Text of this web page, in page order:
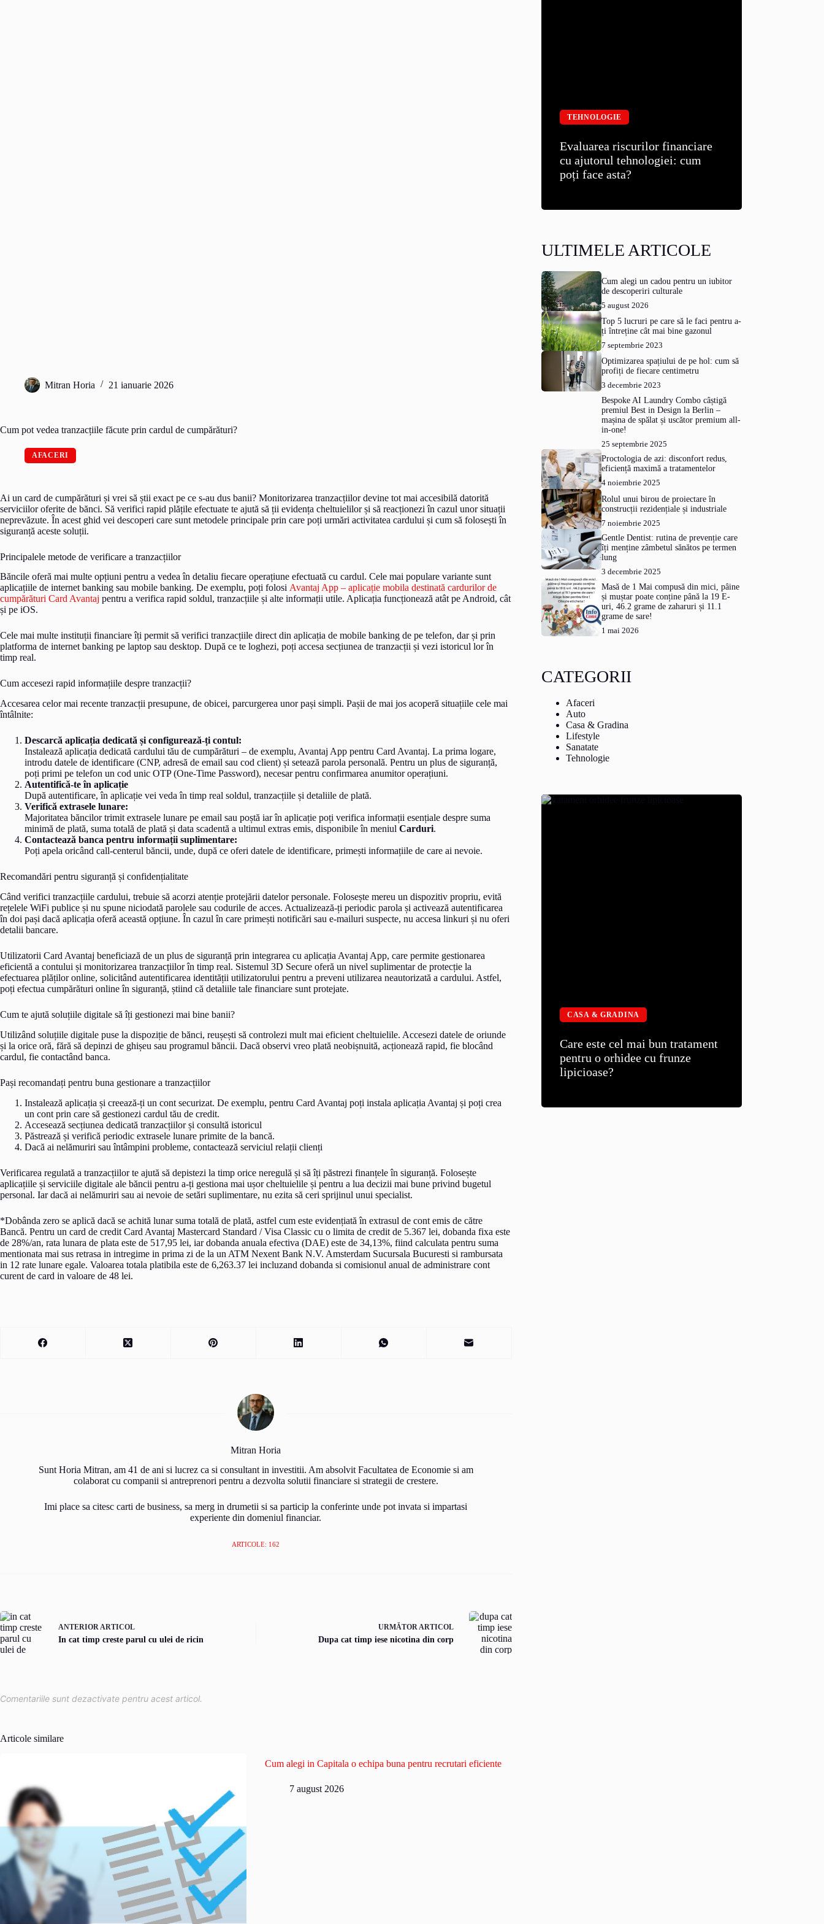
Mitran Horia 21 ianuarie 2026
Cum pot vedea tranzacțiile făcute prin cardul de cumpărături?
AFACERI
Ai un card de cumpărături și vrei să știi exact pe ce s-au dus banii? Monitorizarea tranzacțiilor devine tot mai accesibilă datorită
serviciilor oferite de bănci. Să verifici rapid plățile efectuate te ajută să ții evidența cheltuielilor și să reacționezi în cazul unor situații
neprevăzute. În acest ghid vei descoperi care sunt metodele principale prin care poți urmări activitatea cardului și cum să folosești în
siguranță aceste soluții.
Principalele metode de verificare a tranzacțiilor
Băncile oferă mai multe opțiuni pentru a vedea în detaliu fiecare operațiune efectuată cu cardul. Cele mai populare variante sunt
aplicațiile de internet banking sau mobile banking. De exemplu, poți folosi Avantaj App – aplicație mobila destinată cardurilor de
cumpărături Card Avantaj pentru a verifica rapid soldul, tranzacțiile și alte informații utile. Aplicația funcționează atât pe Android, cât
și pe iOS.
Cele mai multe instituții financiare îți permit să verifici tranzacțiile direct din aplicația de mobile banking de pe telefon, dar și prin
platforma de internet banking pe laptop sau desktop. După ce te loghezi, poți accesa secțiunea de tranzacții și vezi istoricul lor în
timp real.
Cum accesezi rapid informațiile despre tranzacții?
Accesarea celor mai recente tranzacții presupune, de obicei, parcurgerea unor pași simpli. Pașii de mai jos acoperă situațiile cele mai
întâlnite:
Descarcă aplicația dedicată și configurează-ți contul:
Instalează aplicația dedicată cardului tău de cumpărături – de exemplu, Avantaj App pentru Card Avantaj. La prima logare,
introdu datele de identificare (CNP, adresă de email sau cod client) și setează parola personală. Pentru un plus de siguranță,
poți primi pe telefon un cod unic OTP (One-Time Password), necesar pentru confirmarea anumitor operațiuni.
Autentifică-te în aplicație
După autentificare, în aplicație vei veda în timp real soldul, tranzacțiile și detaliile de plată.
Verifică extrasele lunare:
Majoritatea băncilor trimit extrasele lunare pe email sau poștă iar în aplicație poți verifica informații esențiale despre suma
minimă de plată, suma totală de plată și data scadentă a ultimul extras emis, disponibile în meniul Carduri.
Contactează banca pentru informații suplimentare:
Poți apela oricând call-centerul băncii, unde, după ce oferi datele de identificare, primești informațiile de care ai nevoie.
Recomandări pentru siguranță și confidențialitate
Când verifici tranzacțiile cardului, trebuie să acorzi atenție protejării datelor personale. Folosește mereu un dispozitiv propriu, evită
rețelele WiFi publice și nu spune niciodată parolele sau codurile de acces. Actualizează-ți periodic parola și activează autentificarea
în doi pași dacă aplicația oferă această opțiune. În cazul în care primești notificări sau e-mailuri suspecte, nu accesa linkuri și nu oferi
detalii bancare.
Utilizatorii Card Avantaj beneficiază de un plus de siguranță prin integrarea cu aplicația Avantaj App, care permite gestionarea
eficientă a contului și monitorizarea tranzacțiilor în timp real. Sistemul 3D Secure oferă un nivel suplimentar de protecție la
efectuarea plăților online, solicitând autentificarea identității utilizatorului pentru a preveni utilizarea neautorizată a cardului. Astfel,
poți efectua cumpărături online în siguranță, știind că detaliile tale financiare sunt protejate.
Cum te ajută soluțiile digitale să îți gestionezi mai bine banii?
Utilizând soluțiile digitale puse la dispoziție de bănci, reușești să controlezi mult mai eficient cheltuielile. Accesezi datele de oriunde
și la orice oră, fără să depinzi de ghișeu sau programul băncii. Dacă observi vreo plată neobișnuită, acționează rapid, fie blocând
cardul, fie contactând banca.
Pași recomandați pentru buna gestionare a tranzacțiilor
Instalează aplicația și creează-ți un cont securizat. De exemplu, pentru Card Avantaj poți instala aplicația Avantaj și poți crea
un cont prin care să gestionezi cardul tău de credit.
Accesează secțiunea dedicată tranzacțiilor și consultă istoricul
Păstrează și verifică periodic extrasele lunare primite de la bancă.
Dacă ai nelămuriri sau întâmpini probleme, contactează serviciul relații clienți
Verificarea regulată a tranzacțiilor te ajută să depistezi la timp orice neregulă și să îți păstrezi finanțele în siguranță. Folosește
aplicațiile și serviciile digitale ale băncii pentru a-ți gestiona mai ușor cheltuielile și pentru a lua decizii mai bune privind bugetul
personal. Iar dacă ai nelămuriri sau ai nevoie de setări suplimentare, nu ezita să ceri sprijinul unui specialist.
*Dobânda zero se aplică dacă se achită lunar suma totală de plată, astfel cum este evidențiată în extrasul de cont emis de către
Bancă. Pentru un card de credit Card Avantaj Mastercard Standard / Visa Classic cu o limita de credit de 5.367 lei, dobanda fixa este
de 28%/an, rata lunara de plata este de 517,95 lei, iar dobanda anuala efectiva (DAE) este de 34,13%, fiind calculata pentru suma
mentionata mai sus retrasa in intregime in prima zi de la un ATM Nexent Bank N.V. Amsterdam Sucursala Bucuresti si rambursata
in 12 rate lunare egale. Valoarea totala platibila este de 6,263.37 lei incluzand dobanda si comisionul anual de administrare cont
curent de card in valoare de 48 lei.
Mitran Horia
Sunt Horia Mitran, am 41 de ani si lucrez ca si consultant in investitii. Am absolvit Facultatea de Economie si am
colaborat cu companii si antreprenori pentru a dezvolta solutii financiare si strategii de crestere.
Imi place sa citesc carti de business, sa merg in drumetii si sa particip la conferinte unde pot invata si impartasi
experiente din domeniul financiar.
ARTICOLE: 162
ANTERIORARTICOL
In cat timp creste parul cu ulei de ricin
URMĂTORARTICOL
Dupa cat timp iese nicotina din corp
Comentariile sunt dezactivate pentru acest articol.
Articole similare
Cum alegi in Capitala o echipa buna pentru recrutari eficiente
7 august 2026
TEHNOLOGIE
Evaluarea riscurilor financiare
cu ajutorul tehnologiei: cum
poți face asta?
ULTIMELE ARTICOLE
Cum alegi un cadou pentru un iubitor
de descoperiri culturale
5 august 2026
Top 5 lucruri pe care să le faci pentru a-
ți întreține cât mai bine gazonul
7 septembrie 2023
Optimizarea spațiului de pe hol: cum să
profiți de fiecare centimetru
3 decembrie 2023
Bespoke AI Laundry Combo câștigă
premiul Best in Design la Berlin –
mașina de spălat și uscător premium all-
in-one!
25 septembrie 2025
Proctologia de azi: disconfort redus,
eficiență maximă a tratamentelor
4 noiembrie 2025
Rolul unui birou de proiectare în
construcții rezidențiale și industriale
7 noiembrie 2025
Gentle Dentist: rutina de prevenție care
îți menține zâmbetul sănătos pe termen
lung
3 decembrie 2025
Masă de 1 Mai compusă din mici, pâine
și muștar poate conține până la 19 E-
uri, 46.2 grame de zaharuri și 11.1
grame de sare!
1 mai 2026
CATEGORII
Afaceri
Auto
Casa & Gradina
Lifestyle
Sanatate
Tehnologie
CASA & GRADINA
Care este cel mai bun tratament
pentru o orhidee cu frunze
lipicioase?